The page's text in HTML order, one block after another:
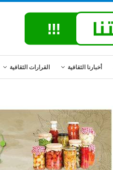
أخبارنا الثقافية القرارات الثقافية